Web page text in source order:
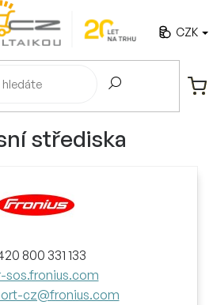
CZK
střediska
800 331 133
sos.fronius.com
cz@fronius.com